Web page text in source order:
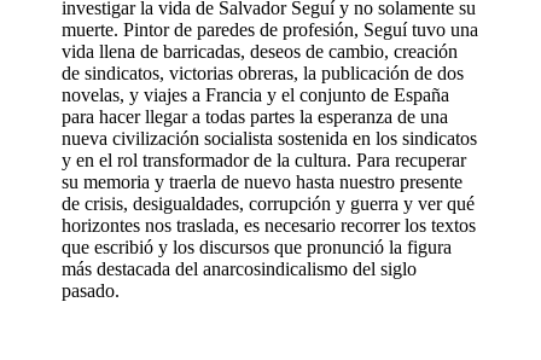
investigar la vida de Salvador Seguí y no solamente su
muerte. Pintor de paredes de profesión, Seguí tuvo una
vida llena de barricadas, deseos de cambio, creación
de sindicatos, victorias obreras, la publicación de dos
novelas, y viajes a Francia y el conjunto de España
para hacer llegar a todas partes la esperanza de una
nueva civilización socialista sostenida en los sindicatos
y en el rol transformador de la cultura. Para recuperar
su memoria y traerla de nuevo hasta nuestro presente
de crisis, desigualdades, corrupción y guerra y ver qué
horizontes nos traslada, es necesario recorrer los textos
que escribió y los discursos que pronunció la figura
más destacada del anarcosindicalismo del siglo
pasado.